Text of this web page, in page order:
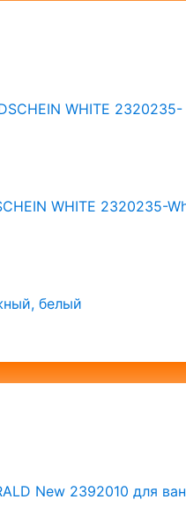
WHITE 2320235-